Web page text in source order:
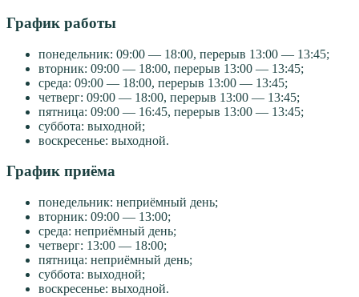
График работы
понедельник: 09:00 — 18:00, перерыв 13:00 — 13:45;
вторник: 09:00 — 18:00, перерыв 13:00 — 13:45;
среда: 09:00 — 18:00, перерыв 13:00 — 13:45;
четверг: 09:00 — 18:00, перерыв 13:00 — 13:45;
пятница: 09:00 — 16:45, перерыв 13:00 — 13:45;
суббота: выходной;
воскресенье: выходной.
График приёма
понедельник: неприёмный день;
вторник: 09:00 — 13:00;
среда: неприёмный день;
четверг: 13:00 — 18:00;
пятница: неприёмный день;
суббота: выходной;
воскресенье: выходной.